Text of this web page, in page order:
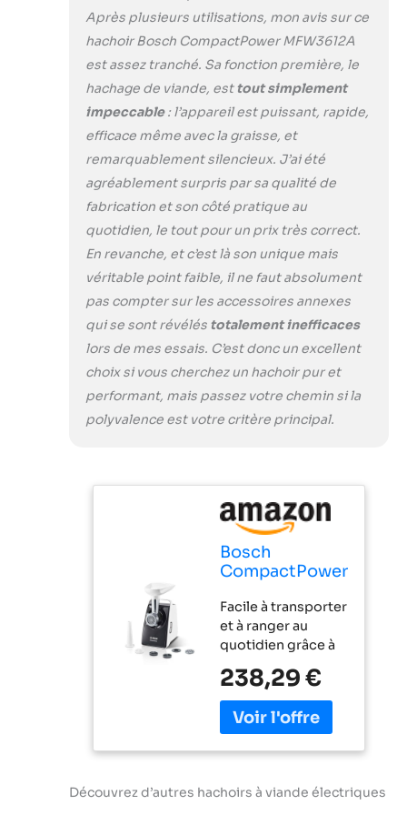
vaisselle. Le design
et les pieds en
assurent un
maintien sûr Pâtes
faites maison –
facilement et
rapidement avec le
disque
d'accessoires pour
pâtes. Le
nettoyage se fait
rapidement et
confortablement
avec les
accessoires
fournis ou au lave-
vaisselle.
Après plusieurs utilisations, mon avis sur ce
hachoir Bosch CompactPower MFW3612A
est assez tranché. Sa fonction première, le
hachage de viande, esttout simplement
impeccable: l’appareil est puissant, rapide,
efficace même avec la graisse, et
remarquablement silencieux. J’ai été
agréablement surpris par sa qualité de
fabrication et son côté pratique au
quotidien, le tout pour un prix très correct.
En revanche, et c’est là son unique mais
véritable point faible, il ne faut absolument
pas compter sur les accessoires annexes
qui se sont révélés totalement inefficaces
lors de mes essais. C’est donc un excellent
choix si vous cherchez un hachoir pur et
performant, mais passez votre chemin si la
polyvalence est votre critère principal.
Bosch
CompactPower
Hachoir à
viande
électrique,
hachoir à
saucisse,
disques
perforés en
mm + 8 mm,
lame à double
Facile à transporter
et à ranger au
quotidien grâce à
Viande traitée
uniformément en
un temps record
à une puissance de
de 1600 W. Des
238,29 €
Découvrez d’autres hachoirs à viande électriques